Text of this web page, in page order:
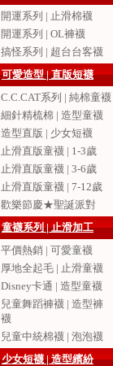
開運系列 | 止滑棉襪
開運系列 | OL褲襪
搞怪系列 | 超台台客襪
可愛造型 | 直版短襪
C.C.CAT系列 | 純棉童襪
細針精梳棉 | 造型童襪
造型直版 | 少女短襪
止滑直版童襪 | 1-3歲
止滑直版童襪 | 3-6歲
止滑直版童襪 | 7-12歲
歡樂節慶★聖誕派對
童襪系列 | 止滑加工
平價熱銷 | 可愛童襪
厚地全起毛 | 止滑童襪
Disney卡通 | 造型童襪
兒童舞蹈褲襪 | 造型褲
襪
兒童中統棉襪 | 泡泡襪
少女短襪 | 造型繽紛